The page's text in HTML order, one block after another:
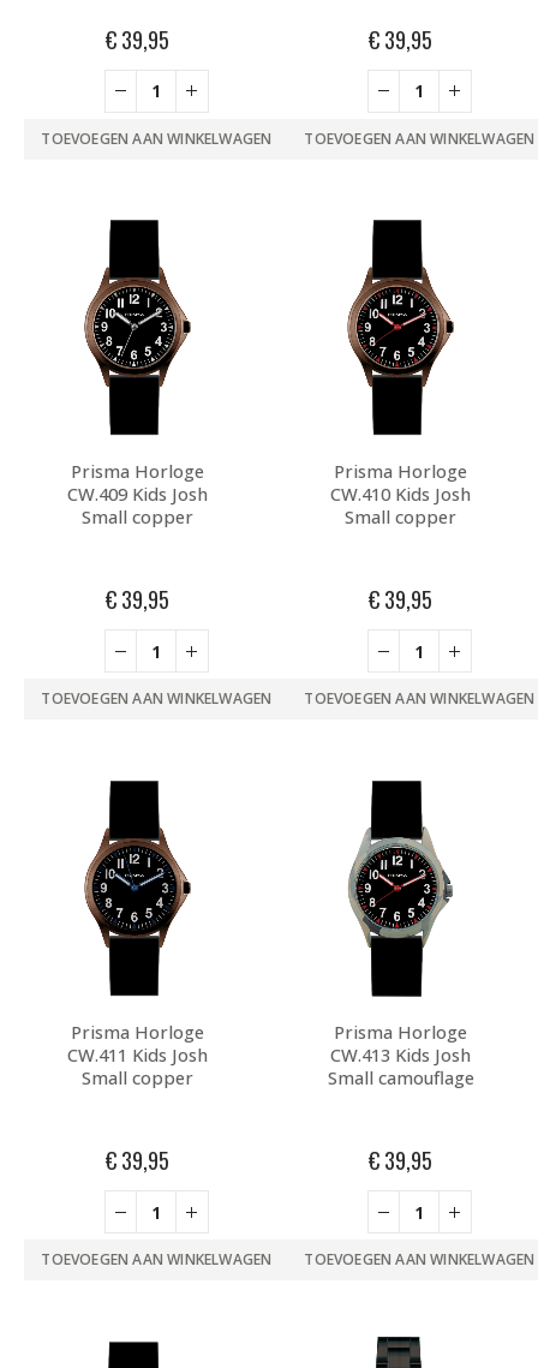
€39,95
TOEVOEGEN AAN WINKELWAGEN
€39,95
TOEVOEGEN AAN WINKELWAGEN
Prisma Horloge
CW.409 Kids Josh
Small copper
€39,95
TOEVOEGEN AAN WINKELWAGEN
Prisma Horloge
CW.410 Kids Josh
Small copper
€39,95
TOEVOEGEN AAN WINKELWAGEN
Prisma Horloge
CW.411 Kids Josh
Small copper
€39,95
TOEVOEGEN AAN WINKELWAGEN
Prisma Horloge
CW.413 Kids Josh
Small camouflage
€39,95
TOEVOEGEN AAN WINKELWAGEN